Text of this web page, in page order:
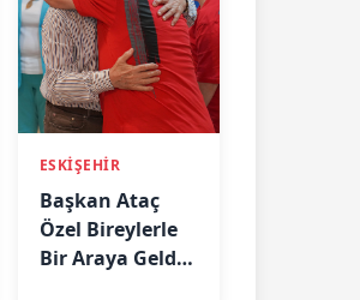
ESKİŞEHİR
Başkan Ataç
Özel Bireylerle
Bir Araya Geldi: